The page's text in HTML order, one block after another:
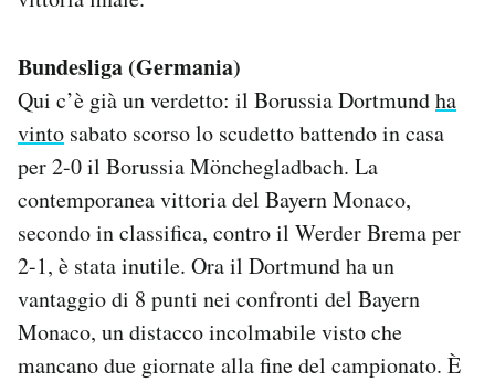
Bundesliga (Germania)
Qui c’è già un verdetto: il Borussia Dortmundha
vinto sabato scorso lo scudetto battendo in casa
per 2-0 il Borussia Mönchegladbach. La
contemporanea vittoria del Bayern Monaco,
secondo in classifica, contro il Werder Brema per
2-1, è stata inutile. Ora il Dortmund ha un
vantaggio di 8 punti nei confronti del Bayern
Monaco, un distacco incolmabile visto che
mancano due giornate alla fine del campionato. È